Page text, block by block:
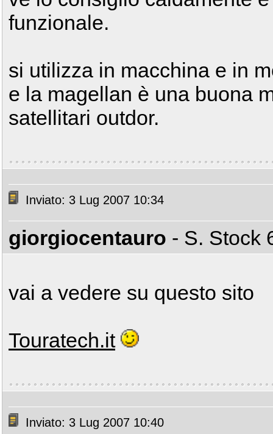
funzionale.
si utilizza in macchina e in
e la magellan è una buona
satellitari outdor.
Inviato: 3 Lug 2007 10:34
giorgiocentauro - S. Stock
vai a vedere su questo sito
Touratech.it
Inviato: 3 Lug 2007 10:40